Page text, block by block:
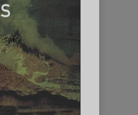
la
sa
à son